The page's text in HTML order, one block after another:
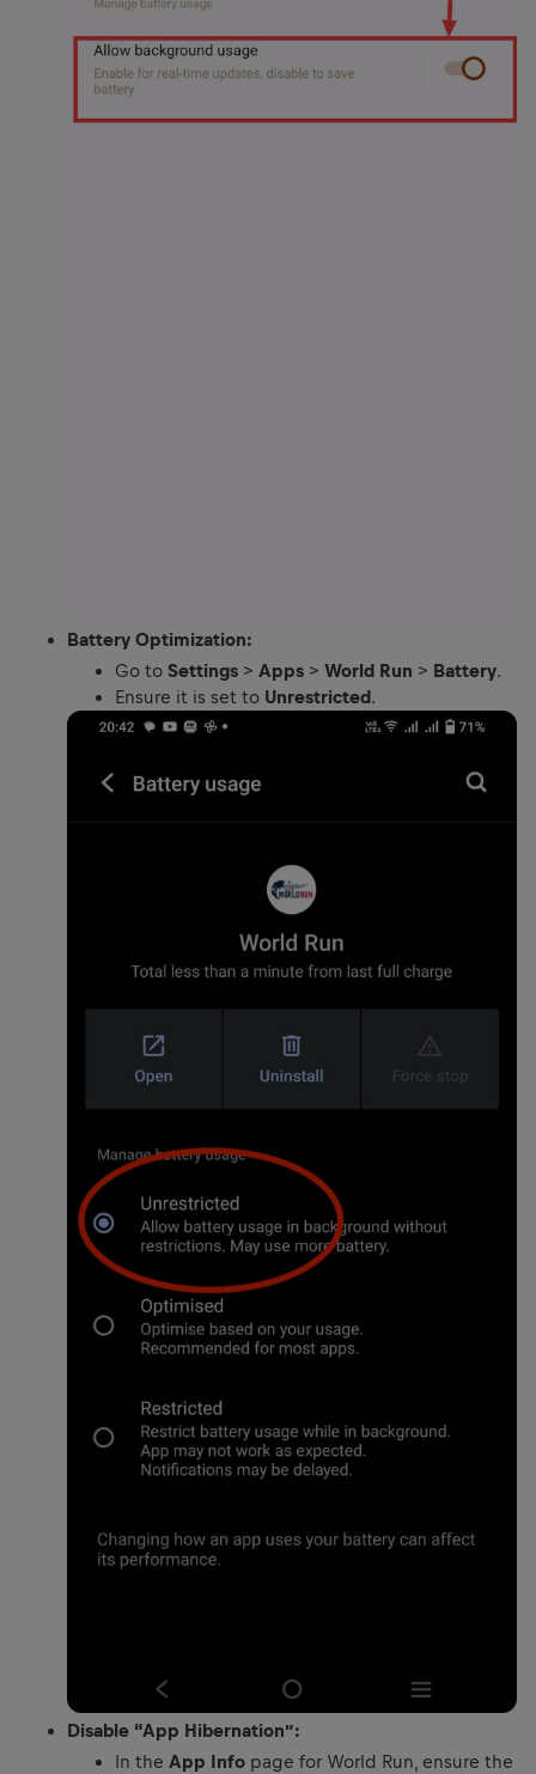
Battery Optimization:
Go to Settings > Apps > World Run > Battery.
Ensure it is set to Unrestricted.
Disable “App Hibernation”:
In the App Info page for World Run, ensure the